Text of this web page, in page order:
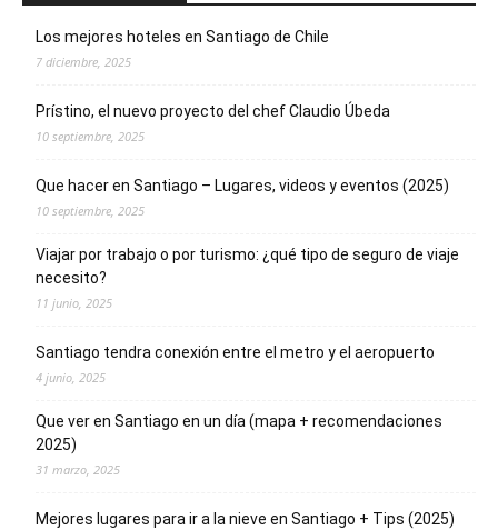
Los mejores hoteles en Santiago de Chile
7 diciembre, 2025
Prístino, el nuevo proyecto del chef Claudio Úbeda
10 septiembre, 2025
Que hacer en Santiago – Lugares, videos y eventos (2025)
10 septiembre, 2025
Viajar por trabajo o por turismo: ¿qué tipo de seguro de viaje
necesito?
11 junio, 2025
Santiago tendra conexión entre el metro y el aeropuerto
4 junio, 2025
Que ver en Santiago en un día (mapa + recomendaciones
2025)
31 marzo, 2025
Mejores lugares para ir a la nieve en Santiago + Tips (2025)